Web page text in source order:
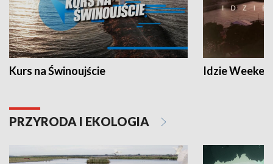
Kurs na Świnoujście Idzie
PRZYRODA I EKOLOGIA